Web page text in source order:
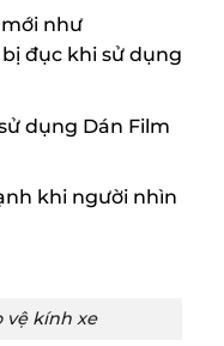
như
đục khi sử dụng
dụng Dán Film
khi người nhìn
vệ kính xe